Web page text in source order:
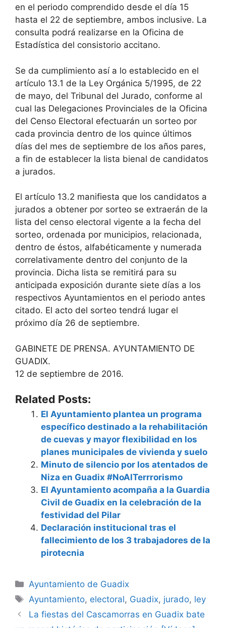
en el periodo comprendido desde el día 15
hasta el 22 de septiembre, ambos inclusive. La
consulta podrá realizarse en la Oficina de
Estadística del consistorio accitano.
Se da cumplimiento así a lo establecido en el
artículo 13.1 de la Ley Orgánica 5/1995, de 22
de mayo, del Tribunal del Jurado, conforme al
cual las Delegaciones Provinciales de la Oficina
del Censo Electoral efectuarán un sorteo por
cada provincia dentro de los quince últimos
días del mes de septiembre de los años pares,
a fin de establecer la lista bienal de candidatos
a jurados.
El artículo 13.2 manifiesta que los candidatos a
jurados a obtener por sorteo se extraerán de la
lista del censo electoral vigente a la fecha del
sorteo, ordenada por municipios, relacionada,
dentro de éstos, alfabéticamente y numerada
correlativamente dentro del conjunto de la
provincia. Dicha lista se remitirá para su
anticipada exposición durante siete días a los
respectivos Ayuntamientos en el periodo antes
citado. El acto del sorteo tendrá lugar el
próximo día 26 de septiembre.
GABINETE DE PRENSA. AYUNTAMIENTO DE
GUADIX.
12 de septiembre de 2016.
Related Posts:
El Ayuntamiento plantea un programa
específico destinado a la rehabilitación
de cuevas y mayor flexibilidad en los
planes municipales de vivienda y suelo
Minuto de silencio por los atentados de
Niza en Guadix #NoAlTerrrorismo
El Ayuntamiento acompaña a la Guardia
Civil de Guadix en la celebración de la
festividad del Pilar
Declaración institucional tras el
fallecimiento de los 3 trabajadores de la
pirotecnia
Categorías
Ayuntamiento de Guadix
Etiquetas
Ayuntamiento, electoral, Guadix, jurado, ley
La fiestas del Cascamorras en Guadix bate